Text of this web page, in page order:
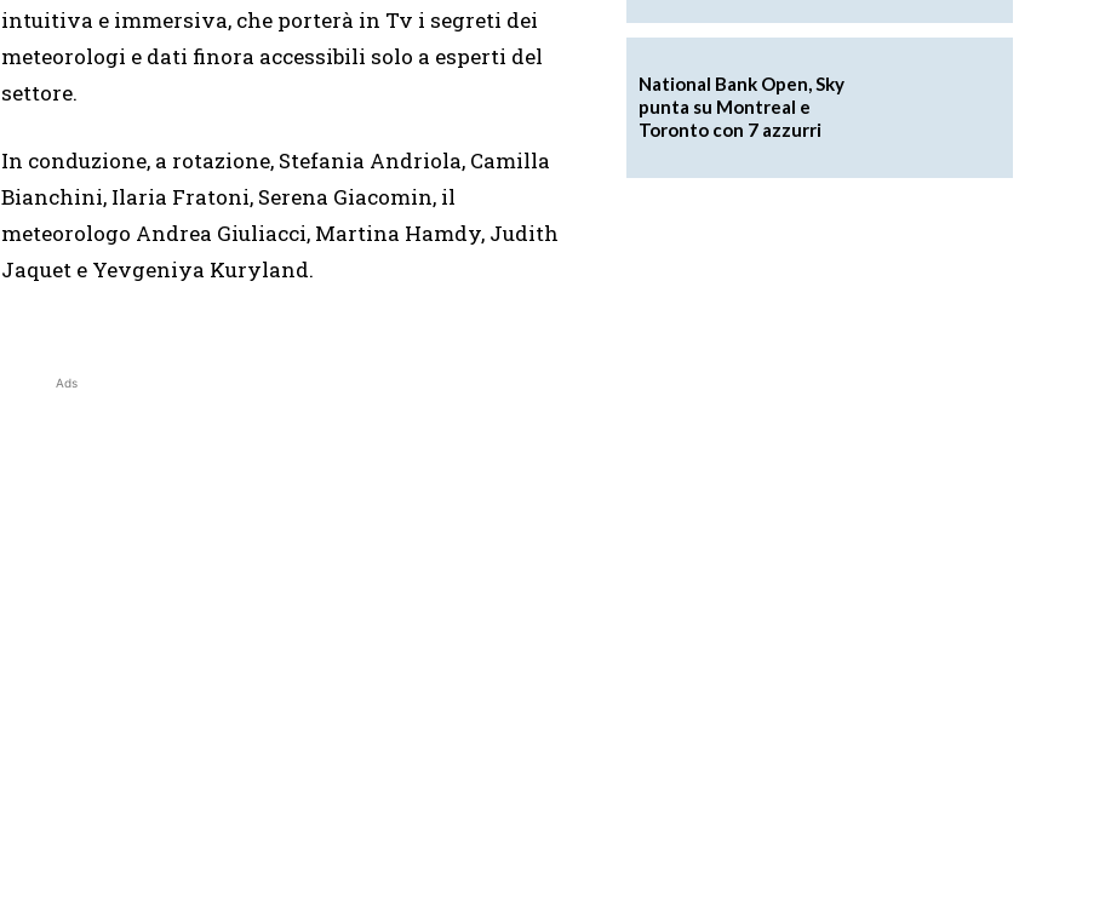
intuitiva e immersiva, che porterà in Tv i segreti dei
meteorologi e dati finora accessibili solo a esperti del
settore.
In conduzione, a rotazione, Stefania Andriola, Camilla
Bianchini, Ilaria Fratoni, Serena Giacomin, il
meteorologo Andrea Giuliacci, Martina Hamdy, Judith
Jaquet e Yevgeniya Kuryland.
Ads
National Bank Open, Sky
punta su Montreal e
Toronto con 7 azzurri